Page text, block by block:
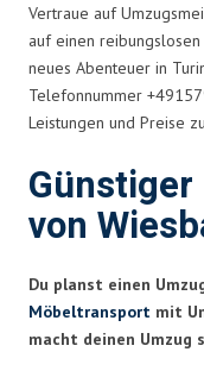
Vertraue auf
auf einen
neues Abenteuer in
Telefonnummer
Leistungen und Preise
von
Du planst einen
Möbeltransport mit
macht deinen Umzug